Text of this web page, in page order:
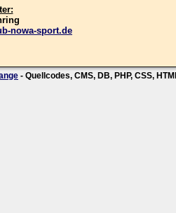
nowa-sport.de
- Quellcodes, CMS, DB, PHP, CSS,